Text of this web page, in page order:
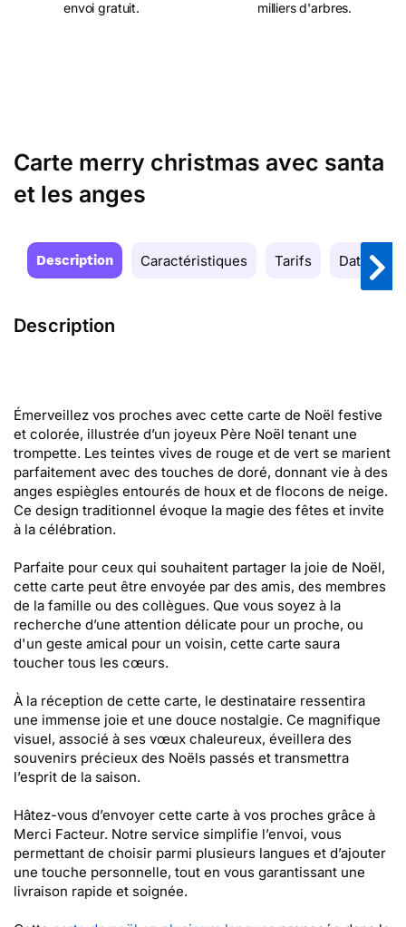
envoi gratuit.
milliers d'arbres.
Carte merry christmas avec santa
et les anges
Description Caractéristiques Tarifs Date de
Description
Émerveillez vos proches avec cette carte de Noël festive
et colorée, illustrée d’un joyeux Père Noël tenant une
trompette. Les teintes vives de rouge et de vert se marient
parfaitement avec des touches de doré, donnant vie à des
anges espiègles entourés de houx et de flocons de neige.
Ce design traditionnel évoque la magie des fêtes et invite
à la célébration.
Parfaite pour ceux qui souhaitent partager la joie de Noël,
cette carte peut être envoyée par des amis, des membres
de la famille ou des collègues. Que vous soyez à la
recherche d’une attention délicate pour un proche, ou
d'un geste amical pour un voisin, cette carte saura
toucher tous les cœurs.
À la réception de cette carte, le destinataire ressentira
une immense joie et une douce nostalgie. Ce magnifique
visuel, associé à ses vœux chaleureux, éveillera des
souvenirs précieux des Noëls passés et transmettra
l’esprit de la saison.
Hâtez-vous d’envoyer cette carte à vos proches grâce à
Merci Facteur. Notre service simplifie l’envoi, vous
permettant de choisir parmi plusieurs langues et d’ajouter
une touche personnelle, tout en vous garantissant une
livraison rapide et soignée.